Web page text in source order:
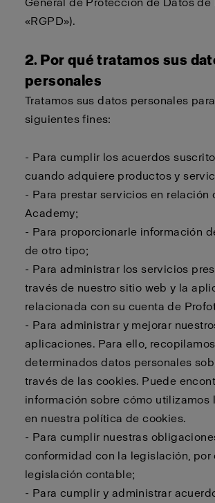
«RGPD»).
2. Por qué tratamos sus
personales
Tratamos sus datos personales
siguientes fines:
- Para cumplir los acuerdos
cuando adquiere productos y
- Para prestar servicios en relación
Academy;
- Para proporcionarle información
de otro tipo;
- Para administrar los servicios
través de nuestro sitio web y la
relacionada con su cuenta de
- Para administrar y mejorar
aplicaciones. Para ello, recopilamos
determinados datos personales
través de las cookies. Puede
información sobre cómo utilizamos
en nuestra política de cookies.
- Para cumplir nuestras
conformidad con la legislación, por
legislación contable;
- Para cumplir y administrar